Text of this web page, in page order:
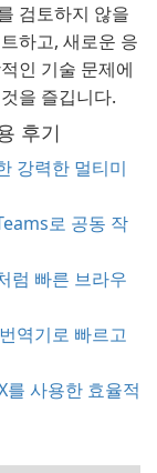
검토하지 않을
하고, 새로운 응
인 기술 문제에
을 즐깁니다.
후기
강력한 멀티미
로 공동 작
럼 빠른 브라우
역기로 빠르고
사용한 효율적